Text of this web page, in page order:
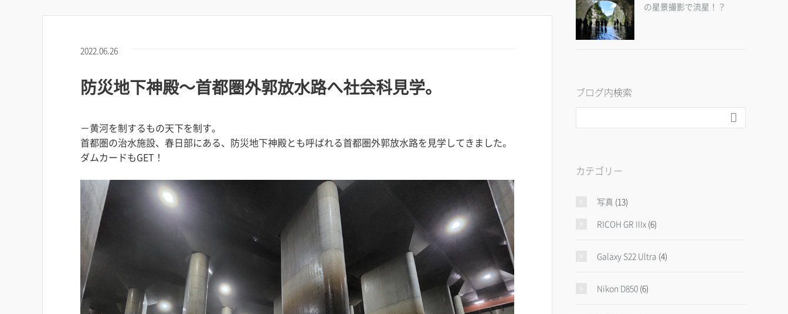
2022.06.26
防災地下神殿～首都圏外郭放水路へ社会科見学。
－黄河を制するもの天下を制す。
首都圏の治水施設、春日部にある、防災地下神殿とも呼ばれる首都圏外郭放水路を見学してきました。
ダムカードもGET！
の星景撮影で流星！？
ブログ内検索

カテゴリー
写真 (13)
RICOH GR IIIx (6)
Galaxy S22 Ultra (4)
Nikon D850 (6)